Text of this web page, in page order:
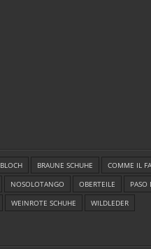
BLOCH BRAUNE SCHUHE
COMME IL
NOSOLOTANGO OBERTEILE
PASO
WEINROTE SCHUHE WILDLEDER